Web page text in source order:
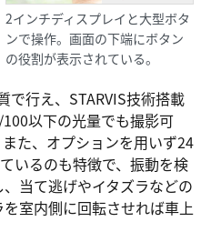
2インチディスプレイと大型ボタ
ンで操作。画面の下端にボタン
の役割が表示されている。
で行え、STARVIS技術搭載
以下の光量でも撮影可
た、オプションを用いず24
いるのも特徴で、振動を検
当て逃げやイタズラなどの
室内側に回転させれば車上